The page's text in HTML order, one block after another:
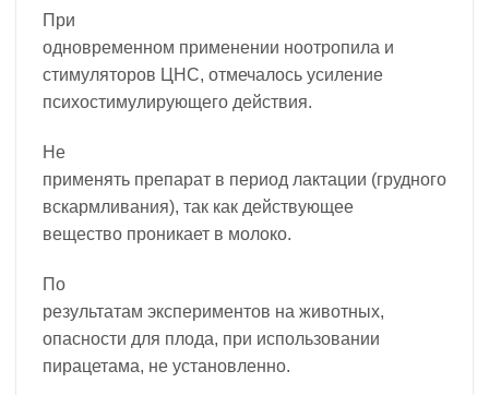
При
одновременном применении ноотропила и
стимуляторов ЦНС, отмечалось усиление
психостимулирующего действия.
Не
применять препарат в период лактации (грудного
вскармливания), так как действующее
вещество проникает в молоко.
По
результатам экспериментов на животных,
опасности для плода, при использовании
пирацетама, не установленно.